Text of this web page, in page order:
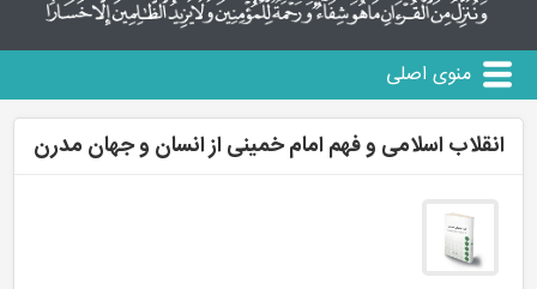
منوی اصلی
انقلاب اسلامی و فهم امام خمینی از انسان و جهان مدرن